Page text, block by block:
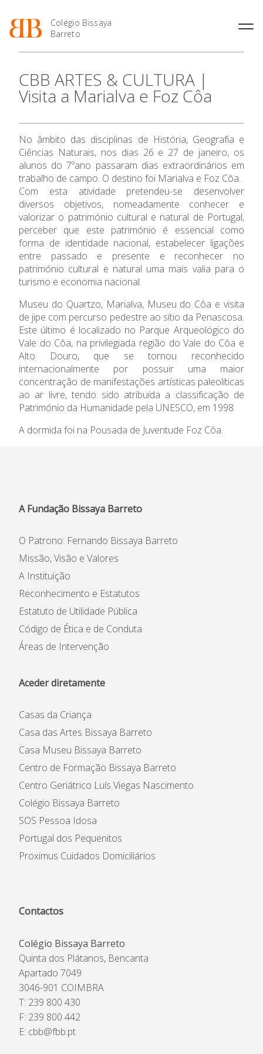
Colégio Bissaya
Barreto
O Colégio
Projeto Educativo
Organização
Colaboradores Não
Docentes
Instalações
Ofertas de emprego
Regulamentos
Jornal “O Coreto”
Privacidade
Oferta Formativa
Enriquecimento Curricular
Oferta Curricular
Sala de Estudo
Atividades de Interrupção
Letiva
Academia de Línguas
Ensino Profissional
Profissionais
Matrículas
Termalismo
Curso de Técnico/a de Apoio
à Família e à Comunidade
Ofertas de Emprego
Ano Letivo
2027
Calendários
de Educação
SIGE
Secretariado de Exames
Admissão
APEE
Notícias
CBB ARTES & CULTURA |
Visita a Marialva e Foz Côa
No âmbito das disciplinas de História, Geografia e
Ciências Naturais, nos dias 26 e 27 de janeiro, os
alunos do 7ºano passaram dias extraordinários em
trabalho de campo. O destino foi Marialva e Foz Côa.
Com esta atividade pretendeu-se desenvolver
diversos objetivos, nomeadamente conhecer e
valorizar o património cultural e natural de Portugal,
perceber que este património é essencial como
forma de identidade nacional, estabelecer ligações
entre passado e presente e reconhecer no
património cultural e natural uma mais valia para o
turismo e economia nacional.
Museu do Quartzo, Marialva, Museu do Côa e visita
de jipe com percurso pedestre ao sítio da Penascosa.
Este último é localizado no Parque Arqueológico do
Vale do Côa, na privilegiada região do Vale do Côa e
Alto Douro, que se tornou reconhecido
internacionalmente por possuir uma maior
concentração de manifestações artísticas paleolíticas
ao ar livre, tendo sido atribuída a classificação de
Património da Humanidade pela UNESCO, em 1998.
A dormida foi na Pousada de Juventude Foz Côa.
A Fundação Bissaya Barreto
O Patrono: Fernando Bissaya Barreto
Missão, Visão e Valores
A Instituição
Reconhecimento e Estatutos
Estatuto de Utilidade Pública
Código de Ética e de Conduta
Áreas de Intervenção
Aceder diretamente
Casas da Criança
Casa das Artes Bissaya Barreto
Casa Museu Bissaya Barreto
Centro de Formação Bissaya Barreto
Centro Geriátrico Luís Viegas Nascimento
Colégio Bissaya Barreto
SOS Pessoa Idosa
Portugal dos Pequenitos
Proximus Cuidados Domiciliários
Contactos
Colégio Bissaya Barreto
Quinta dos Plátanos, Bencanta
Apartado 7049
3046-901 COIMBRA
T: 239 800 430
F: 239 800 442
E: cbb@fbb.pt